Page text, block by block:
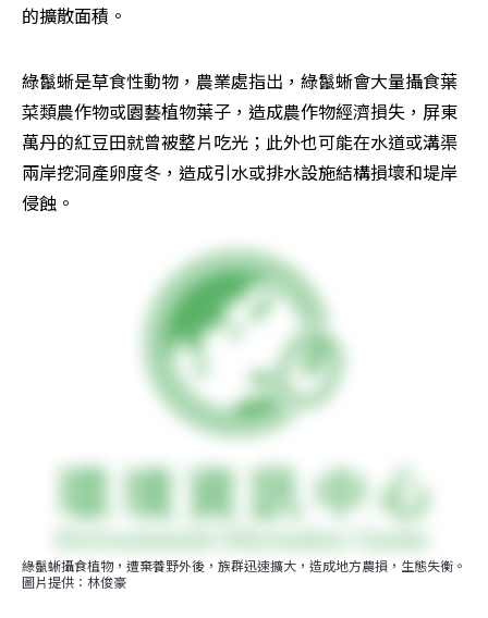
的擴散面積。
綠鬣蜥是草食性動物，農業處指出，綠鬣蜥會大量攝食葉
菜類農作物或園藝植物葉子，造成農作物經濟損失，屏東
萬丹的紅豆田就曾被整片吃光；此外也可能在水道或溝渠
兩岸挖洞產卵度冬，造成引水或排水設施結構損壞和堤岸
侵蝕。
綠鬣蜥攝食植物，遭棄養野外後，族群迅速擴大，造成地方農損，生態失衡。
圖片提供：林俊豪